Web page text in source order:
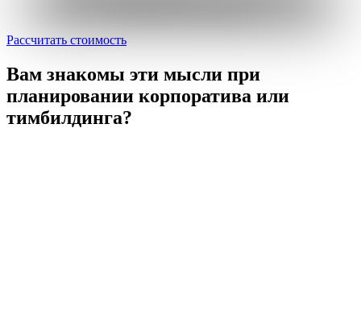
Рассчитать стоимость
Вам знакомы эти мысли при
планировании корпоратива или
тимбилдинга?